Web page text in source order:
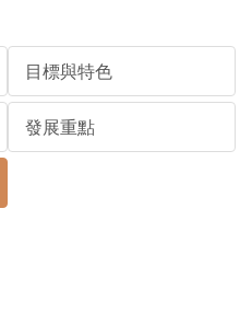
目標與特色
發展重點